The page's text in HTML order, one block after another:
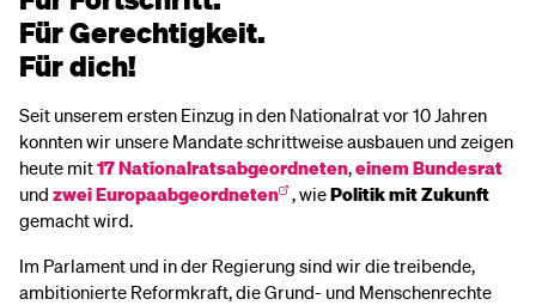
Für Gerechtigkeit.
Für dich!
Seit unserem ersten Einzug in den Nationalrat vor 10 Jahren
konnten wir unsere Mandate schrittweise ausbauen und zeigen
heute mit17 Nationalratsabgeordneten,einem Bundesrat
und zwei Europaabgeordneten , wiePolitik mit Zukunft
gemacht wird.
Im Parlament und in der Regierung sind wir die treibende,
ambitionierte Reformkraft, die Grund- und Menschenrechte